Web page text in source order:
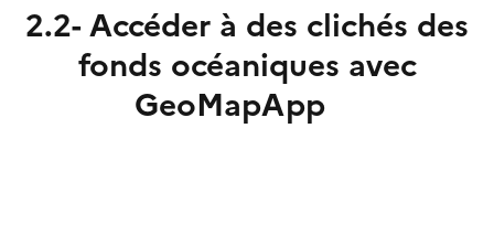
2.2- Accéder à des clichés des
fonds océaniques avec
GeoMapApp